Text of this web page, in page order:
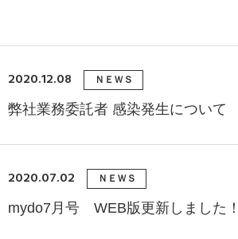
2020.12.08 ＮＥＷＳ
弊社業務委託者 感染発生について
2020.07.02 ＮＥＷＳ
mydo7月号 WEB版更新しました！